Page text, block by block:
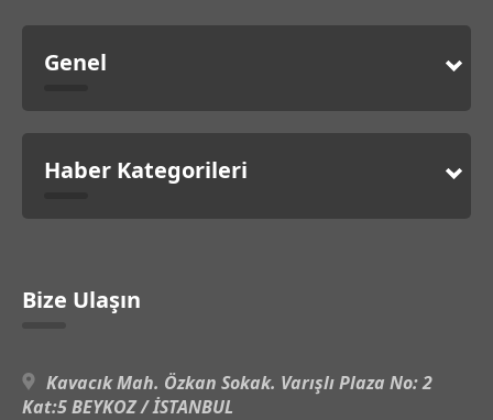
Genel
Haber Kategorileri
Bize Ulaşın
Kavacık Mah. Özkan Sokak. Varışlı Plaza No: 2
Kat:5 BEYKOZ / İSTANBUL